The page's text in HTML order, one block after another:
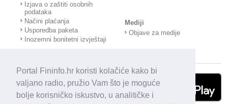
Portal Fininfo.hr koristi kolačiće kako bi
valjano radio, pružio Vam što je moguće
bolje korisničko iskustvo, u analitičke i
Izjava o zaštiti osobnih
podataka
Načini plaćanja
Usporedba paketa
Inozemni bonitetni izvještaji
Mediji
Objave za medije